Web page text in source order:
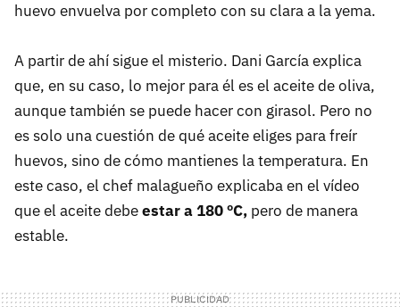
huevo envuelva por completo con su clara a la yema.
A partir de ahí sigue el misterio. Dani García explica
que, en su caso, lo mejor para él es el aceite de oliva,
aunque también se puede hacer con girasol. Pero no
es solo una cuestión de qué aceite eliges para freír
huevos, sino de cómo mantienes la temperatura. En
este caso, el chef malagueño explicaba en el vídeo
que el aceite debeestar a 180 ºC, pero de manera
estable.